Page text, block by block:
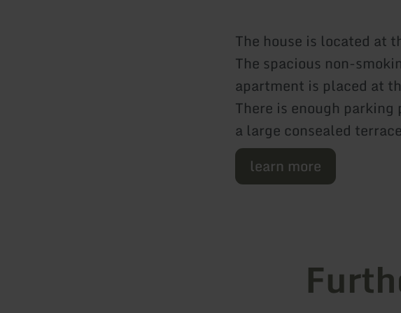
The house is located at
The spacious non-
apartment is placed at
There is enough
a large consealed
learn more